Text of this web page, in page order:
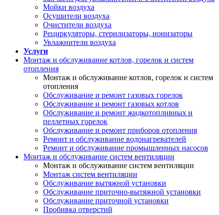
Мойки воздуха
Осушители воздуха
Очистители воздуха
Рециркуляторы, стерилизаторы, ионизаторы
Увлажнители воздуха
Услуги
Монтаж и обслуживание котлов, горелок и систем
отопления
Монтаж и обслуживание котлов, горелок и систем
отопления
Обслуживание и ремонт газовых горелок
Обслуживание и ремонт газовых котлов
Обслуживание и ремонт жидкотопливных и
пеллетных горелок
Обслуживание и ремонт приборов отопления
Ремонт и обслуживание водонагревателей
Ремонт и обслуживание промышленных насосов
Монтаж и обслуживание систем вентиляции
Монтаж и обслуживание систем вентиляции
Монтаж систем вентиляции
Обслуживание вытяжной установки
Обслуживание приточно-вытяжной установки
Обслуживание приточной установки
Пробивка отверстий